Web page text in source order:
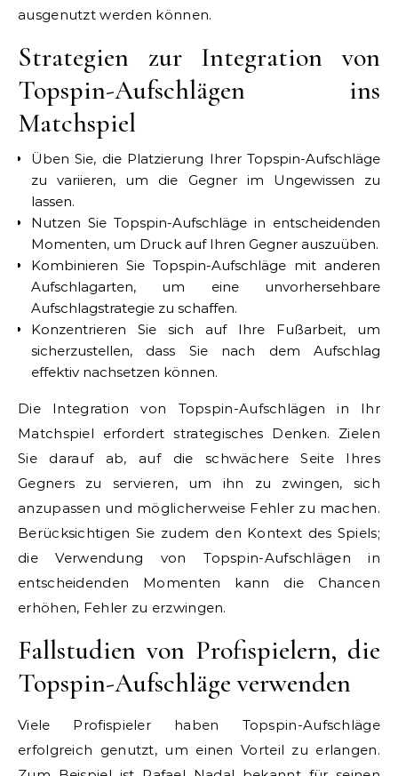
ausgenutzt werden können.
Strategien zur Integration von
Topspin-Aufschlägen ins
Matchspiel
Üben Sie, die Platzierung Ihrer Topspin-Aufschläge
zu variieren, um die Gegner im Ungewissen zu
lassen.
Nutzen Sie Topspin-Aufschläge in entscheidenden
Momenten, um Druck auf Ihren Gegner auszuüben.
Kombinieren Sie Topspin-Aufschläge mit anderen
Aufschlagarten, um eine unvorhersehbare
Aufschlagstrategie zu schaffen.
Konzentrieren Sie sich auf Ihre Fußarbeit, um
sicherzustellen, dass Sie nach dem Aufschlag
effektiv nachsetzen können.
Die Integration von Topspin-Aufschlägen in Ihr
Matchspiel erfordert strategisches Denken. Zielen
Sie darauf ab, auf die schwächere Seite Ihres
Gegners zu servieren, um ihn zu zwingen, sich
anzupassen und möglicherweise Fehler zu machen.
Berücksichtigen Sie zudem den Kontext des Spiels;
die Verwendung von Topspin-Aufschlägen in
entscheidenden Momenten kann die Chancen
erhöhen, Fehler zu erzwingen.
Fallstudien von Profispielern, die
Topspin-Aufschläge verwenden
Viele Profispieler haben Topspin-Aufschläge
erfolgreich genutzt, um einen Vorteil zu erlangen.